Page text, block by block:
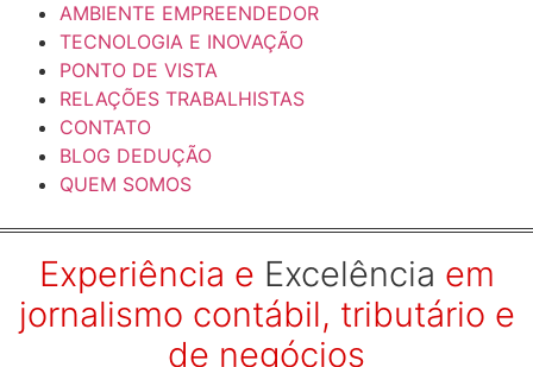
AMBIENTE EMPREENDEDOR
TECNOLOGIA E INOVAÇÃO
PONTO DE VISTA
RELAÇÕES TRABALHISTAS
CONTATO
BLOG DEDUÇÃO
QUEM SOMOS
Experiência e Excelência em
jornalismo contábil, tributário e
de negócios